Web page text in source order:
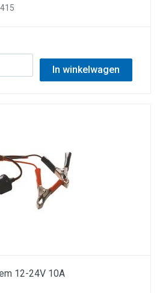
In winkelwagen
12-24V 10A